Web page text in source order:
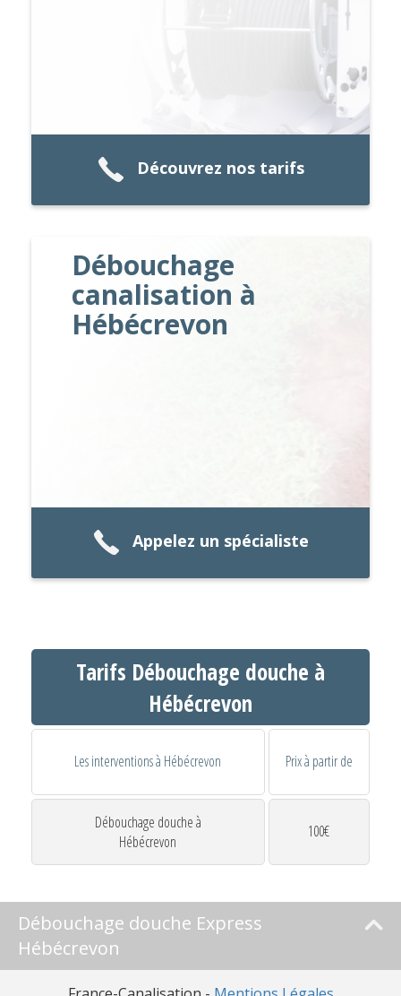
Découvrez nos tarifs
Débouchage
canalisation à
Hébécrevon
Appelez un spécialiste
Tarifs Débouchage douche à
Hébécrevon
Les interventions à Hébécrevon Prix à partir de
Débouchage douche à
Hébécrevon
100€
Débouchage douche Express
Hébécrevon